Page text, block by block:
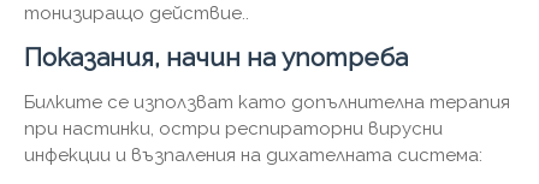
тонизиращо действие..
Показания, начин на употреба
Билките се използват като допълнителна терапия
при настинки, остри респираторни вирусни
инфекции и възпаления на дихателната система: